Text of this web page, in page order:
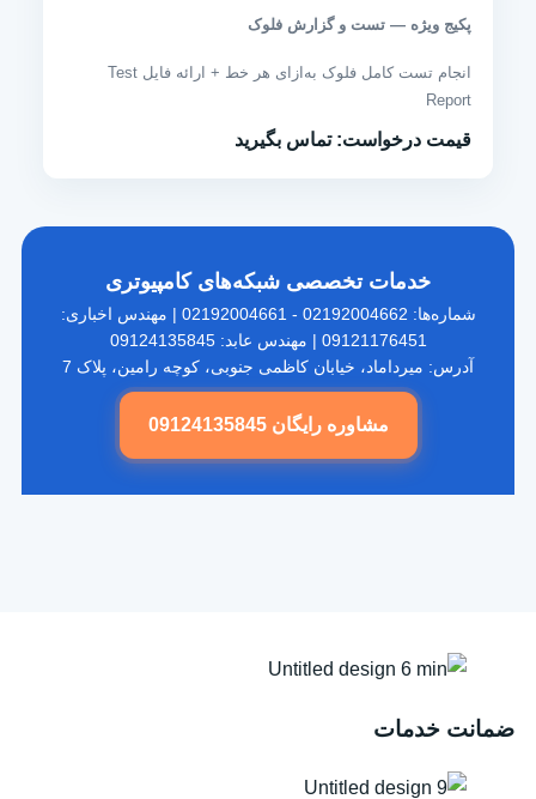
پکیج ویژه — تست و گزارش فلوک
انجام تست کامل فلوک به‌ازای هر خط + ارائه فایل Test
Report
قیمت درخواست: تماس بگیرید
خدمات تخصصی شبکه‌های کامپیوتری
شماره‌ها: 02192004662 - 02192004661 | مهندس اخباری:
09121176451 | مهندس عابد: 09124135845
آدرس: میرداماد، خیابان کاظمی جنوبی، کوچه رامین، پلاک 7
مشاوره رایگان 09124135845
ضمانت خدمات